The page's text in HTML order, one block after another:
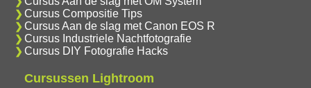
Cursus Compositie Tips
Cursus Aan de slag met Canon EOS R
Cursus Industriele Nachtfotografie
Cursus DIY Fotografie Hacks
Cursussen Lightroom